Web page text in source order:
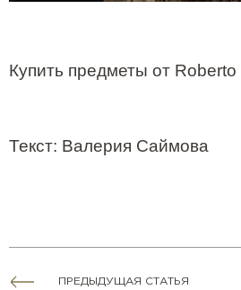
Купить предметы от Roberto
Текст: Валерия Саймова
ПРЕДЫДУЩАЯ СТАТЬЯ